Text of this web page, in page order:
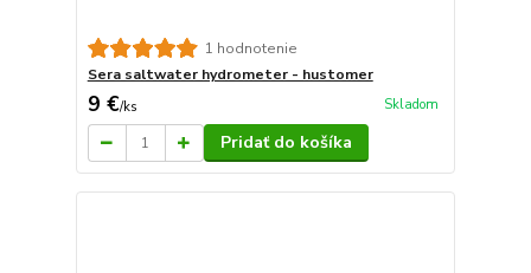
1 hodnotenie
Sera saltwater hydrometer - hustomer
9 €/ks Skladom
Pridať do košíka